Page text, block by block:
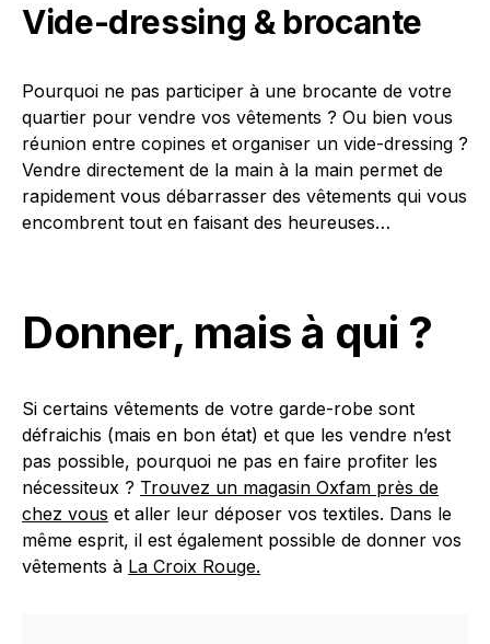
Vide-dressing & brocante
Pourquoi ne pas participer à une brocante de votre
quartier pour vendre vos vêtements ? Ou bien vous
réunion entre copines et organiser un vide-dressing ?
Vendre directement de la main à la main permet de
rapidement vous débarrasser des vêtements qui vous
encombrent tout en faisant des heureuses…
Donner, mais à qui ?
Si certains vêtements de votre garde-robe sont
défraichis (mais en bon état) et que les vendre n’est
pas possible, pourquoi ne pas en faire profiter les
nécessiteux ? Trouvez un magasin Oxfam près de
chez vous et aller leur déposer vos textiles. Dans le
même esprit, il est également possible de donner vos
vêtements à La Croix Rouge.